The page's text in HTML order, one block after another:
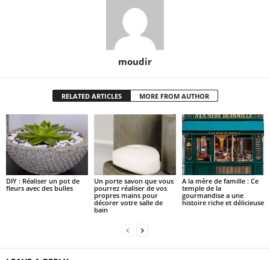
moudir
RELATED ARTICLES MORE FROM AUTHOR
DIY : Réaliser un pot de
fleurs avec des bulles
Un porte savon que vous
pourrez réaliser de vos
propres mains pour
décorer votre salle de
bain
A la mère de famille : Ce
temple de la
gourmandise a une
histoire riche et délicieuse